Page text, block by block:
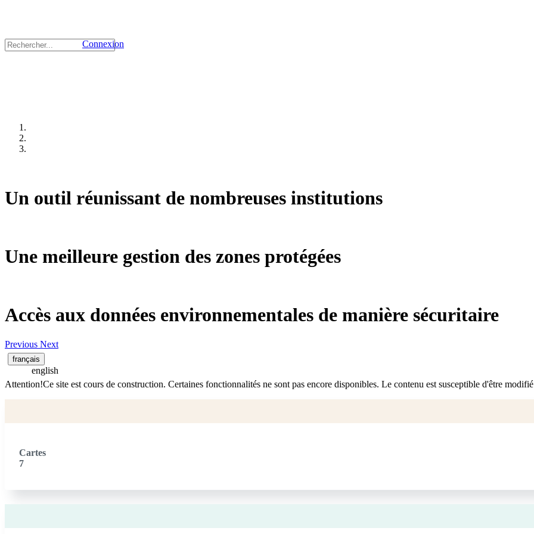
Connexion
Un outil réunissant de nombreuses institutions
Une meilleure gestion des zones protégées
Accès aux données environnementales de manière sécuritaire
Previous Next
français
english
Attention!Ce site est cours de construction. Certaines fonctionnalités ne sont pas encore disponibles. Le contenu est susceptible d'être
Cartes
7